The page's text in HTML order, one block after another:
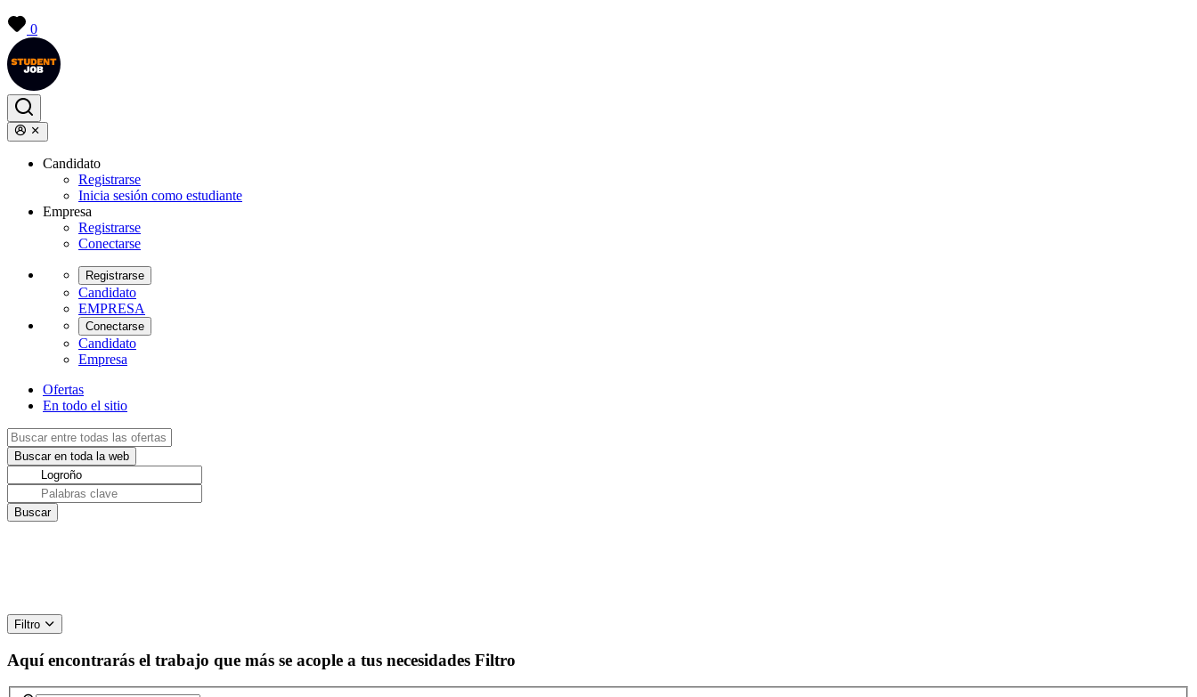
0
Candidato
Registrarse
Inicia sesión como estudiante
Empresa
Registrarse
Conectarse
Registrarse
Candidato
EMPRESA
Conectarse
Candidato
Empresa
Ofertas
En todo el sitio
Filtro
Aquí encontrarás el trabajo que más se acople a tus necesidades Filtro